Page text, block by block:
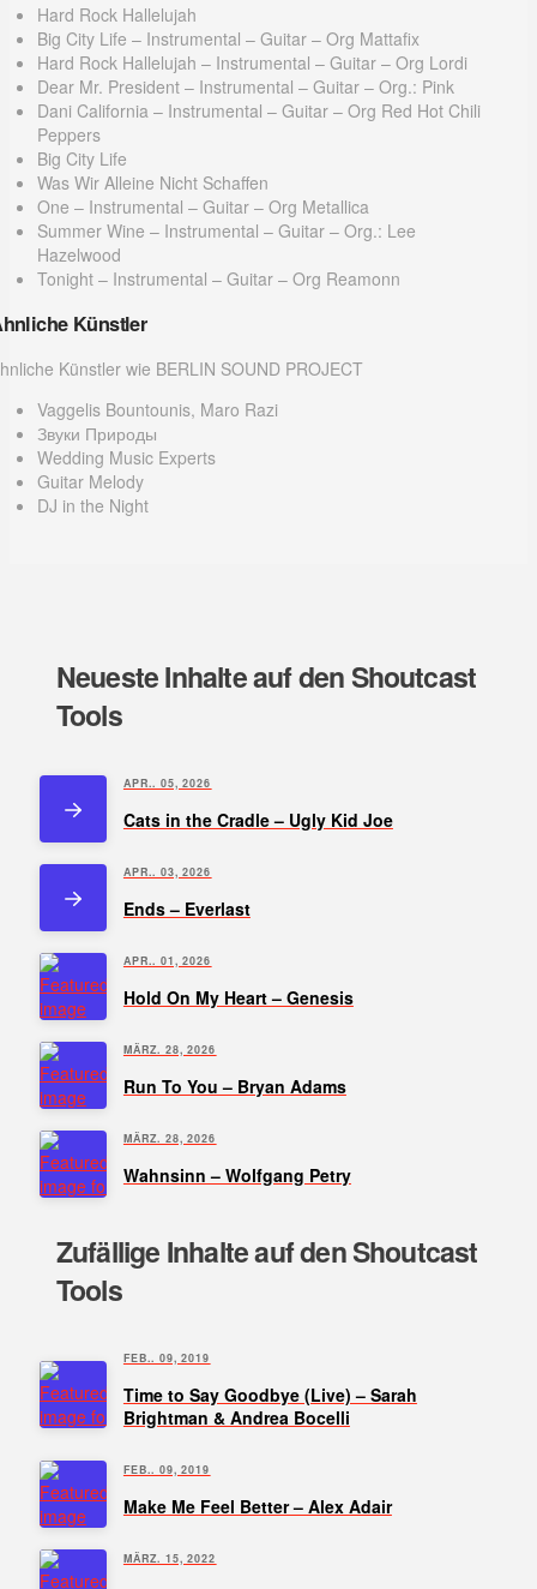
Hard Rock Hallelujah
Big City Life – Instrumental – Guitar – Org Mattafix
Hard Rock Hallelujah – Instrumental – Guitar – Org Lordi
Dear Mr. President – Instrumental – Guitar – Org.: Pink
Dani California – Instrumental – Guitar – Org Red Hot Chili
Peppers
Big City Life
Was Wir Alleine Nicht Schaffen
One – Instrumental – Guitar – Org Metallica
Summer Wine – Instrumental – Guitar – Org.: Lee
Hazelwood
Tonight – Instrumental – Guitar – Org Reamonn
Künstler
Künstler wie BERLIN SOUND PROJECT
Vaggelis Bountounis, Maro Razi
Звуки Природы
Wedding Music Experts
Guitar Melody
DJ in the Night
Neueste Inhalte auf den Shoutcast
Tools
APR.. 05, 2026
Cats in the Cradle – Ugly Kid Joe
APR.. 03, 2026
Ends – Everlast
APR.. 01, 2026
Hold On My Heart – Genesis
MÄRZ. 28, 2026
Run To You – Bryan Adams
MÄRZ. 28, 2026
Wahnsinn – Wolfgang Petry
Zufällige Inhalte auf den Shoutcast
Tools
FEB.. 09, 2019
Time to Say Goodbye (Live) – Sarah
Brightman & Andrea Bocelli
FEB.. 09, 2019
Make Me Feel Better – Alex Adair
MÄRZ. 15, 2022